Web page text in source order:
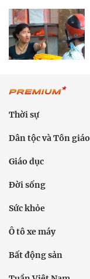
Thời sự
Dân tộc và Tôn giáo
Giáo dục
Đời sống
Sức khỏe
Ô tô xe máy
Bất động sản